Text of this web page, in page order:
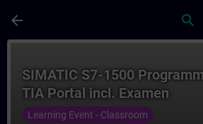
arrow_back search
SIMATIC S7-1500
TIA Portal incl. Examen
Learning Event - Classroom